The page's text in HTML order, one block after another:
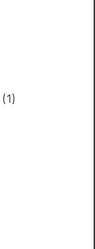
(1)